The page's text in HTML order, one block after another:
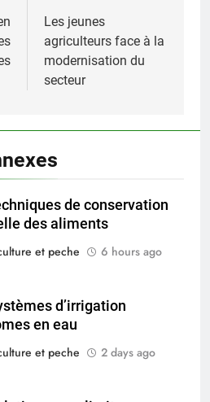
Les jeunes
agriculteurs face à la
modernisation du
secteur
de conservation
des aliments
et peche
6 hours ago
d’irrigation
en eau
et peche
2 days ago